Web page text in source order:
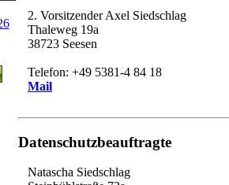
2. Vorsitzender Axel Siedschlag
Thaleweg 19a
38723 Seesen
Telefon: +49 5381-4 84 18
Mail
Datenschutzbeauftragte
Natascha Siedschlag